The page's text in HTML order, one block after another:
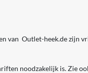
van Outlet-heek.de zijn
noodzakelijk is. Zie